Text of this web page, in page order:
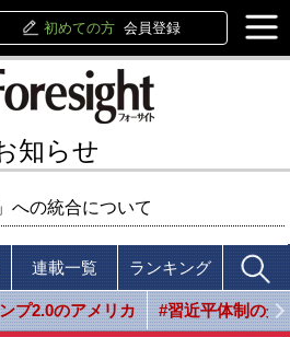
初めての方 会員登録
知らせ
への統合について
連載一覧 ランキング
プ2.0のアメリカ #習近平体制の光